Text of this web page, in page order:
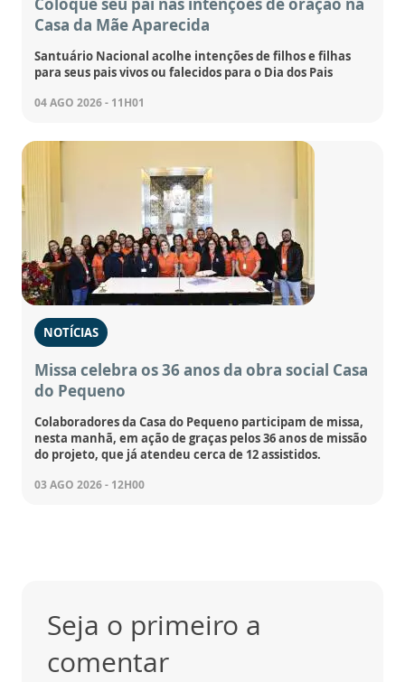
Casa da Mãe Aparecida
Santuário Nacional acolhe intenções de filhos e filhas
para seus pais vivos ou falecidos para o Dia dos Pais
04 AGO 2026 - 11H01
NOTÍCIAS
Missa celebra os 36 anos da obra social Casa
do Pequeno
Colaboradores da Casa do Pequeno participam de missa,
nesta manhã, em ação de graças pelos 36 anos de missão
do projeto, que já atendeu cerca de 12 assistidos.
03 AGO 2026 - 12H00
Seja o primeiro a
comentar